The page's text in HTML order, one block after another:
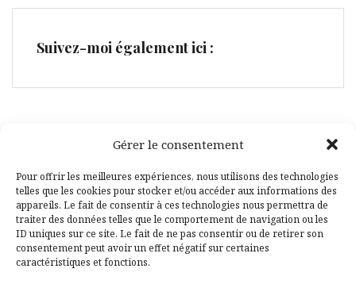
Gérer le consentement
Pour offrir les meilleures expériences, nous utilisons des technologies
telles que les cookies pour stocker et/ou accéder aux informations des
appareils. Le fait de consentir à ces technologies nous permettra de
traiter des données telles que le comportement de navigation ou les
ID uniques sur ce site. Le fait de ne pas consentir ou de retirer son
consentement peut avoir un effet négatif sur certaines
caractéristiques et fonctions.
Suivez-moi également ici :
Facebook
Pinterest